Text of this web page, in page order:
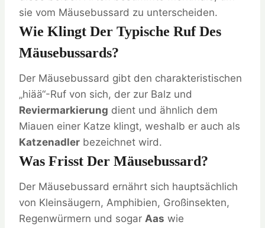
sie vom Mäusebussard zu unterscheiden.
Wie Klingt Der Typische Ruf Des
Mäusebussards?
Der Mäusebussard gibt den charakteristischen
„hiää“-Ruf von sich, der zur Balz und
Reviermarkierung dient und ähnlich dem
Miauen einer Katze klingt, weshalb er auch als
Katzenadler bezeichnet wird.
Was Frisst Der Mäusebussard?
Der Mäusebussard ernährt sich hauptsächlich
von Kleinsäugern, Amphibien, Großinsekten,
Regenwürmern und sogar Aas wie